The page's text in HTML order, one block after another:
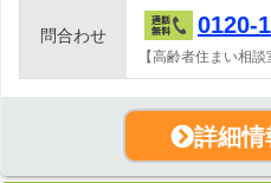
問合わせ 0120-
【高齢者住まい相談
詳細情